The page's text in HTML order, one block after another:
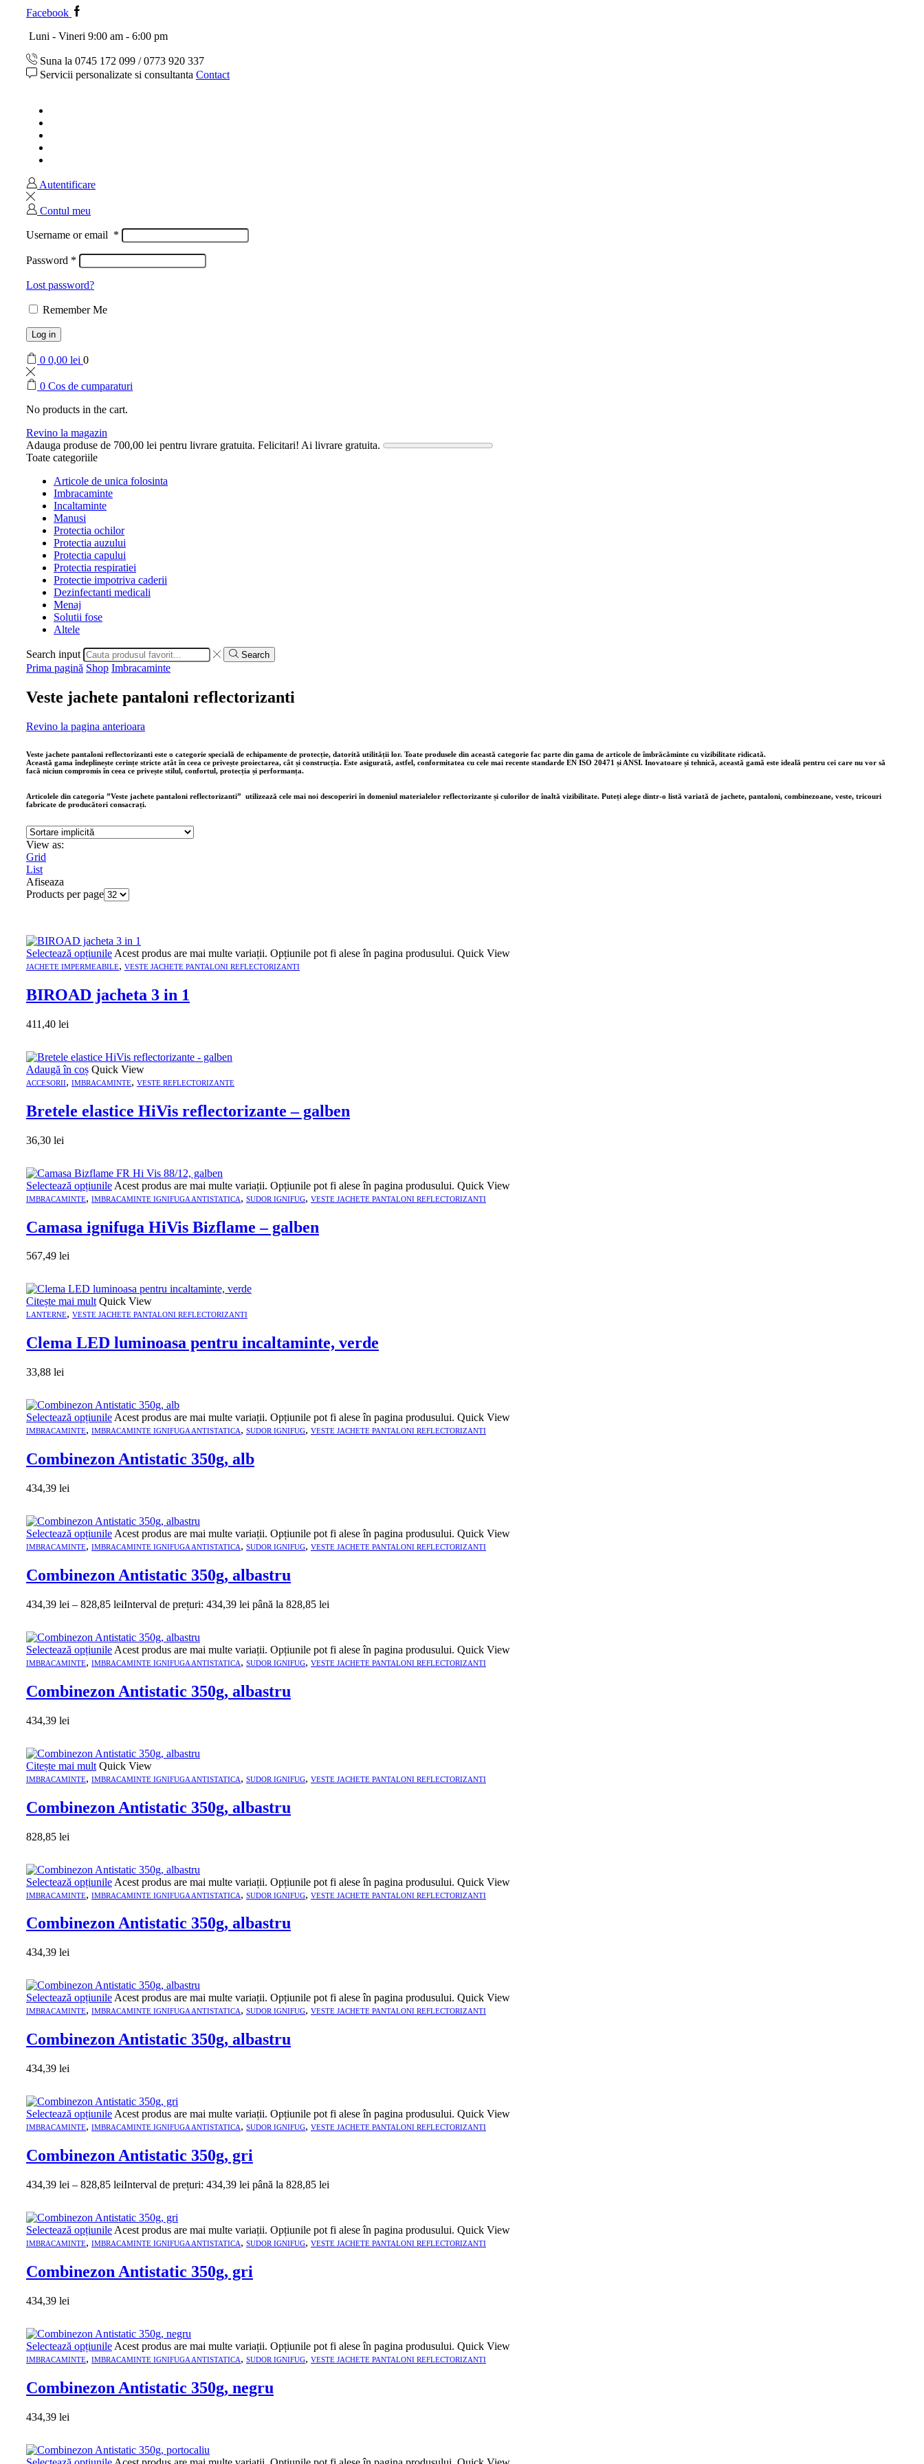
Facebook
Luni - Vineri 9:00 am - 6:00 pm
Suna la 0745 172 099 / 0773 920 337
Servicii personalizate si consultanta Contact
Autentificare
Contul meu
Username or email *
Password *
Lost password?
Remember Me
Log in
0 0,00 lei 0
0 Cos de cumparaturi
No products in the cart.
Revino la magazin
Adauga produse de 700,00 lei pentru livrare gratuita. Felicitari! Ai livrare gratuita.
Toate categoriile
Articole de unica folosinta
Imbracaminte
Incaltaminte
Manusi
Protectia ochilor
Protectia auzului
Protectia capului
Protectia respiratiei
Protectie impotriva caderii
Dezinfectanti medicali
Menaj
Solutii fose
Altele
Search input Search
Prima pagină Shop Imbracaminte
Veste jachete pantaloni reflectorizanti
Revino la pagina anterioara
Veste jachete pantaloni reflectorizanti este o categorie specială de echipamente de protecție, datorită utilității lor. Toate produsele din această categorie fac parte din gama de articole de îmbrăcăminte cu vizibilitate ridicată.
Această gama îndeplinește cerințe stricte atât în ceea ce privește proiectarea, cât și construcția. Este asigurată, astfel, conformitatea cu cele mai recente standarde EN ISO 20471 și ANSI. Inovatoare și tehnică, această gamă este ideală pentru cei care nu vor să
facă niciun compromis în ceea ce privește stilul, confortul, protecția și performanța.
Articolele din categoria ”Veste jachete pantaloni reflectorizanti” utilizează cele mai noi descoperiri în domeniul materialelor reflectorizante și culorilor de înaltă vizibilitate. Puteți alege dintr-o listă variată de jachete, pantaloni, combinezoane, veste, tricouri
fabricate de producători consacrați.
View as:
Grid
List
Afiseaza
Products per page
Selectează opțiunile Acest produs are mai multe variații. Opțiunile pot fi alese în pagina produsului. Quick View
JACHETE IMPERMEABILE, VESTE JACHETE PANTALONI REFLECTORIZANTI
BIROAD jacheta 3 in 1
411,40 lei
Adaugă în coș Quick View
ACCESORII, IMBRACAMINTE, VESTE REFLECTORIZANTE
Bretele elastice HiVis reflectorizante – galben
36,30 lei
Selectează opțiunile Acest produs are mai multe variații. Opțiunile pot fi alese în pagina produsului. Quick View
IMBRACAMINTE, IMBRACAMINTE IGNIFUGA ANTISTATICA, SUDOR IGNIFUG, VESTE JACHETE PANTALONI REFLECTORIZANTI
Camasa ignifuga HiVis Bizflame – galben
567,49 lei
Citește mai mult Quick View
LANTERNE, VESTE JACHETE PANTALONI REFLECTORIZANTI
Clema LED luminoasa pentru incaltaminte, verde
33,88 lei
Selectează opțiunile Acest produs are mai multe variații. Opțiunile pot fi alese în pagina produsului. Quick View
IMBRACAMINTE, IMBRACAMINTE IGNIFUGA ANTISTATICA, SUDOR IGNIFUG, VESTE JACHETE PANTALONI REFLECTORIZANTI
Combinezon Antistatic 350g, alb
434,39 lei
Selectează opțiunile Acest produs are mai multe variații. Opțiunile pot fi alese în pagina produsului. Quick View
IMBRACAMINTE, IMBRACAMINTE IGNIFUGA ANTISTATICA, SUDOR IGNIFUG, VESTE JACHETE PANTALONI REFLECTORIZANTI
Combinezon Antistatic 350g, albastru
434,39 lei – 828,85 leiInterval de prețuri: 434,39 lei până la 828,85 lei
Selectează opțiunile Acest produs are mai multe variații. Opțiunile pot fi alese în pagina produsului. Quick View
IMBRACAMINTE, IMBRACAMINTE IGNIFUGA ANTISTATICA, SUDOR IGNIFUG, VESTE JACHETE PANTALONI REFLECTORIZANTI
Combinezon Antistatic 350g, albastru
434,39 lei
Citește mai mult Quick View
IMBRACAMINTE, IMBRACAMINTE IGNIFUGA ANTISTATICA, SUDOR IGNIFUG, VESTE JACHETE PANTALONI REFLECTORIZANTI
Combinezon Antistatic 350g, albastru
828,85 lei
Selectează opțiunile Acest produs are mai multe variații. Opțiunile pot fi alese în pagina produsului. Quick View
IMBRACAMINTE, IMBRACAMINTE IGNIFUGA ANTISTATICA, SUDOR IGNIFUG, VESTE JACHETE PANTALONI REFLECTORIZANTI
Combinezon Antistatic 350g, albastru
434,39 lei
Selectează opțiunile Acest produs are mai multe variații. Opțiunile pot fi alese în pagina produsului. Quick View
IMBRACAMINTE, IMBRACAMINTE IGNIFUGA ANTISTATICA, SUDOR IGNIFUG, VESTE JACHETE PANTALONI REFLECTORIZANTI
Combinezon Antistatic 350g, albastru
434,39 lei
Selectează opțiunile Acest produs are mai multe variații. Opțiunile pot fi alese în pagina produsului. Quick View
IMBRACAMINTE, IMBRACAMINTE IGNIFUGA ANTISTATICA, SUDOR IGNIFUG, VESTE JACHETE PANTALONI REFLECTORIZANTI
Combinezon Antistatic 350g, gri
434,39 lei – 828,85 leiInterval de prețuri: 434,39 lei până la 828,85 lei
Selectează opțiunile Acest produs are mai multe variații. Opțiunile pot fi alese în pagina produsului. Quick View
IMBRACAMINTE, IMBRACAMINTE IGNIFUGA ANTISTATICA, SUDOR IGNIFUG, VESTE JACHETE PANTALONI REFLECTORIZANTI
Combinezon Antistatic 350g, gri
434,39 lei
Selectează opțiunile Acest produs are mai multe variații. Opțiunile pot fi alese în pagina produsului. Quick View
IMBRACAMINTE, IMBRACAMINTE IGNIFUGA ANTISTATICA, SUDOR IGNIFUG, VESTE JACHETE PANTALONI REFLECTORIZANTI
Combinezon Antistatic 350g, negru
434,39 lei